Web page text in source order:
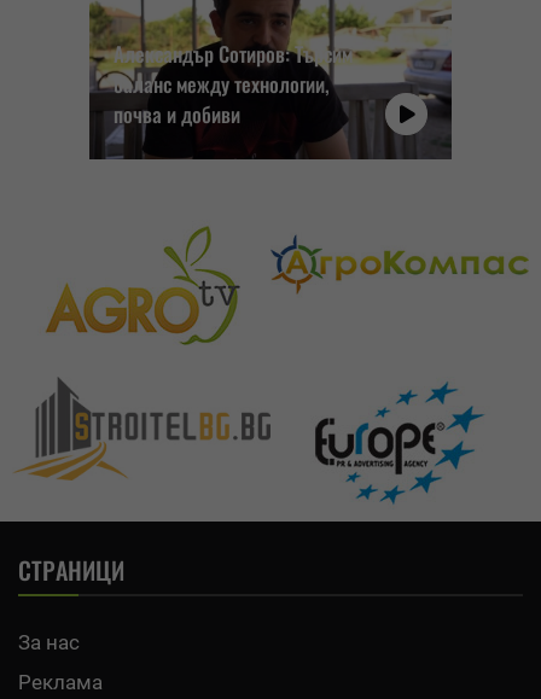
Александър Сотиров: Търсим
баланс между технологии,
почва и добиви
СТРАНИЦИ
За нас
Реклама